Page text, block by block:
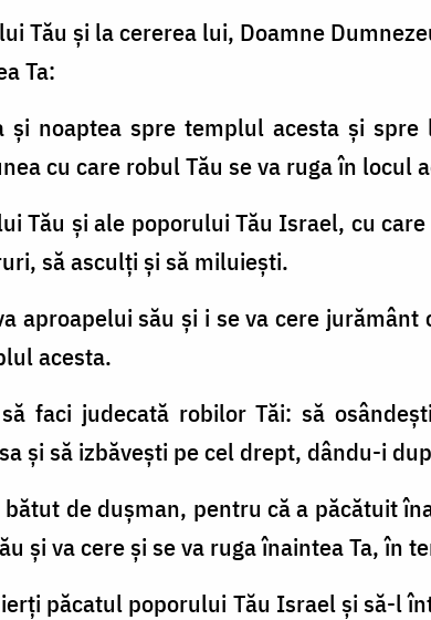
Tău şi la cererea lui, Doamne
Ta:
şi noaptea spre templul acesta şi
cu care robul Tău se va ruga în locul
Tău şi ale poporului Tău Israel, cu
să asculţi şi să miluieşti.
aproapelui său şi i se va cere
acesta.
faci judecată robilor Tăi: să
şi să izbăveşti pe cel drept, dându-i
de duşman, pentru că a păcătuit
şi va cere şi se va ruga înaintea Ta, în
păcatul poporului Tău Israel şi să-l